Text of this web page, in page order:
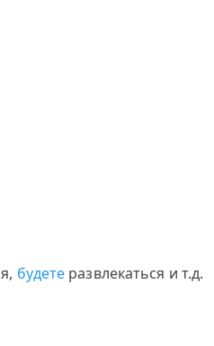
будете развлекаться и т.д.